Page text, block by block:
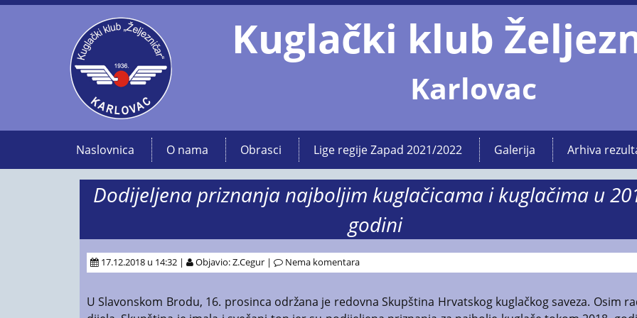
Kuglački klub
Karlovac
Naslovnica O nama Obrasci Lige regije Zapad 2021/2022 Galerija Arhiva
Dodijeljena priznanja najboljim kuglačicama i kuglačima u
godini
17.12.2018 u 14:32 | Objavio: Z.Cegur | Nema komentara
U Slavonskom Brodu, 16. prosinca održana je redovna Skupština Hrvatskog kuglačkog saveza. Osim